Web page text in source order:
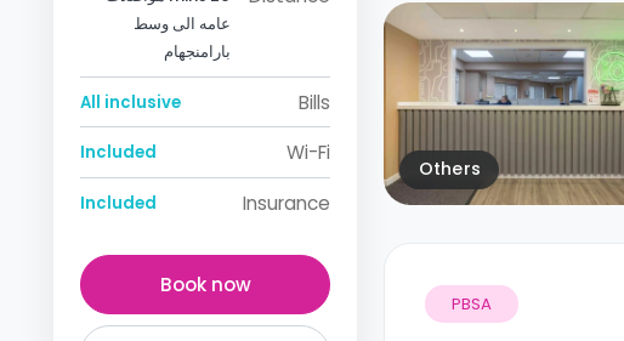
Others
PBSA
عامه الى وسط
بارامنجهام
Bills
All inclusive
Wi-Fi
Included
Insurance
Included
Book now